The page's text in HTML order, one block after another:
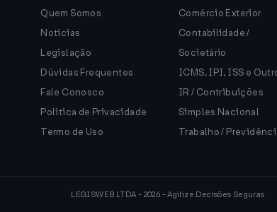
Quem Somos
Notícias
Legislação
Dúvidas Frequentes
Fale Conosco
Política de Privacidade
Termo de Uso
Comércio Exterior
Contabilidade /
Societário
ICMS, IPI, ISS e
IR / Contribuições
Simples Nacional
Trabalho /
LEGISWEB LTDA - 2026 - Agilize Decisões Seguras